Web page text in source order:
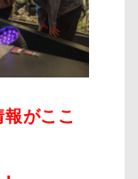
報がここ